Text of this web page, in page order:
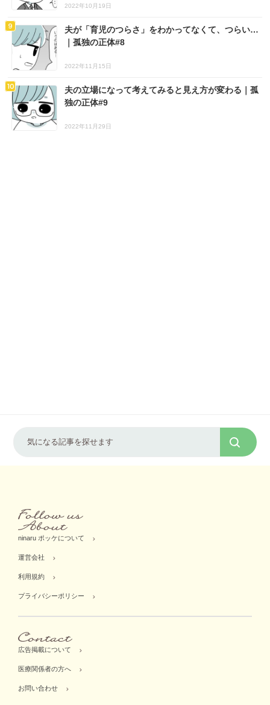
2022年10月19日
夫が「育児のつらさ」をわかってなくて、つらい…
｜孤独の正体#8
2022年11月15日
夫の立場になって考えてみると見え方が変わる｜孤
独の正体#9
2022年11月29日
ninaru ポッケについて
運営会社
利用規約
プライバシーポリシー
広告掲載について
医療関係者の方へ
お問い合わせ